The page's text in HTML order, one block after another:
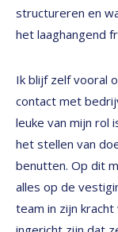
structureren en
het laaghangend
Ik blijf zelf vooral
contact met
leuke van mijn rol
het stellen van
benutten. Op dit
alles op de
team in zijn